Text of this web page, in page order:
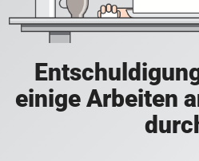
einige Arbeiten